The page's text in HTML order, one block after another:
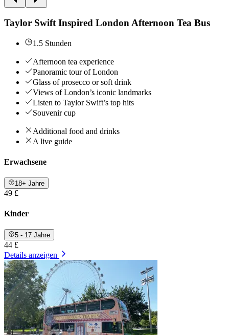
Taylor Swift Inspired London Afternoon Tea Bus
1.5 Stunden
Afternoon tea experience
Panoramic tour of London
Glass of prosecco or soft drink
Views of London’s iconic landmarks
Listen to Taylor Swift’s top hits
Souvenir cup
Additional food and drinks
A live guide
Erwachsene
18+ Jahre
49 £
Kinder
5 - 17 Jahre
44 £
Details anzeigen